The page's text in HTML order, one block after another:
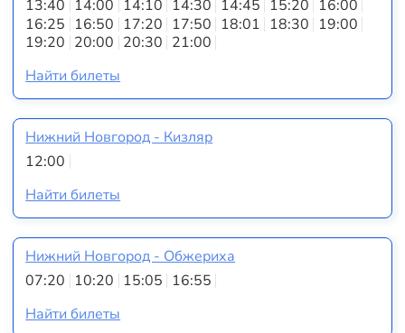
13:40 14:00 14:10 14:30 14:45 15:20 16:00
16:25 16:50 17:20 17:50 18:01 18:30 19:00
19:20 20:00 20:30 21:00
Найти билеты
Нижний Новгород - Кизляр
12:00
Найти билеты
Нижний Новгород - Обжериха
07:20 10:20 15:05 16:55
Найти билеты